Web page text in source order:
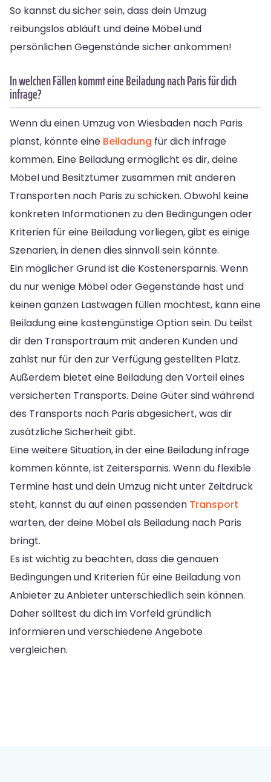
So kannst du sicher sein, dass dein Umzug
reibungslos abläuft und deine Möbel und
persönlichen Gegenstände sicher ankommen!
In welchen Fällen kommt eine Beiladung nach Paris für dich
infrage?
Wenn du einen Umzug von Wiesbaden nach Paris
planst, könnte eine Beiladung für dich infrage
kommen. Eine Beiladung ermöglicht es dir, deine
Möbel und Besitztümer zusammen mit anderen
Transporten nach Paris zu schicken. Obwohl keine
konkreten Informationen zu den Bedingungen oder
Kriterien für eine Beiladung vorliegen, gibt es einige
Szenarien, in denen dies sinnvoll sein könnte.
Ein möglicher Grund ist die Kostenersparnis. Wenn
du nur wenige Möbel oder Gegenstände hast und
keinen ganzen Lastwagen füllen möchtest, kann eine
Beiladung eine kostengünstige Option sein. Du teilst
dir den Transportraum mit anderen Kunden und
zahlst nur für den zur Verfügung gestellten Platz.
Außerdem bietet eine Beiladung den Vorteil eines
versicherten Transports. Deine Güter sind während
des Transports nach Paris abgesichert, was dir
zusätzliche Sicherheit gibt.
Eine weitere Situation, in der eine Beiladung infrage
kommen könnte, ist Zeitersparnis. Wenn du flexible
Termine hast und dein Umzug nicht unter Zeitdruck
steht, kannst du auf einen passenden Transport
warten, der deine Möbel als Beiladung nach Paris
bringt.
Es ist wichtig zu beachten, dass die genauen
Bedingungen und Kriterien für eine Beiladung von
Anbieter zu Anbieter unterschiedlich sein können.
Daher solltest du dich im Vorfeld gründlich
informieren und verschiedene Angebote
vergleichen.